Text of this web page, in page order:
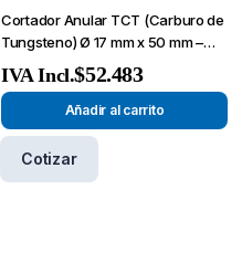
Cortador Anular TCT (Carburo de
Tungsteno) Ø 17 mm x 50 mm –
Broca de Corte-
$52.483
IVA Incl.
Añadir al carrito
Cotizar